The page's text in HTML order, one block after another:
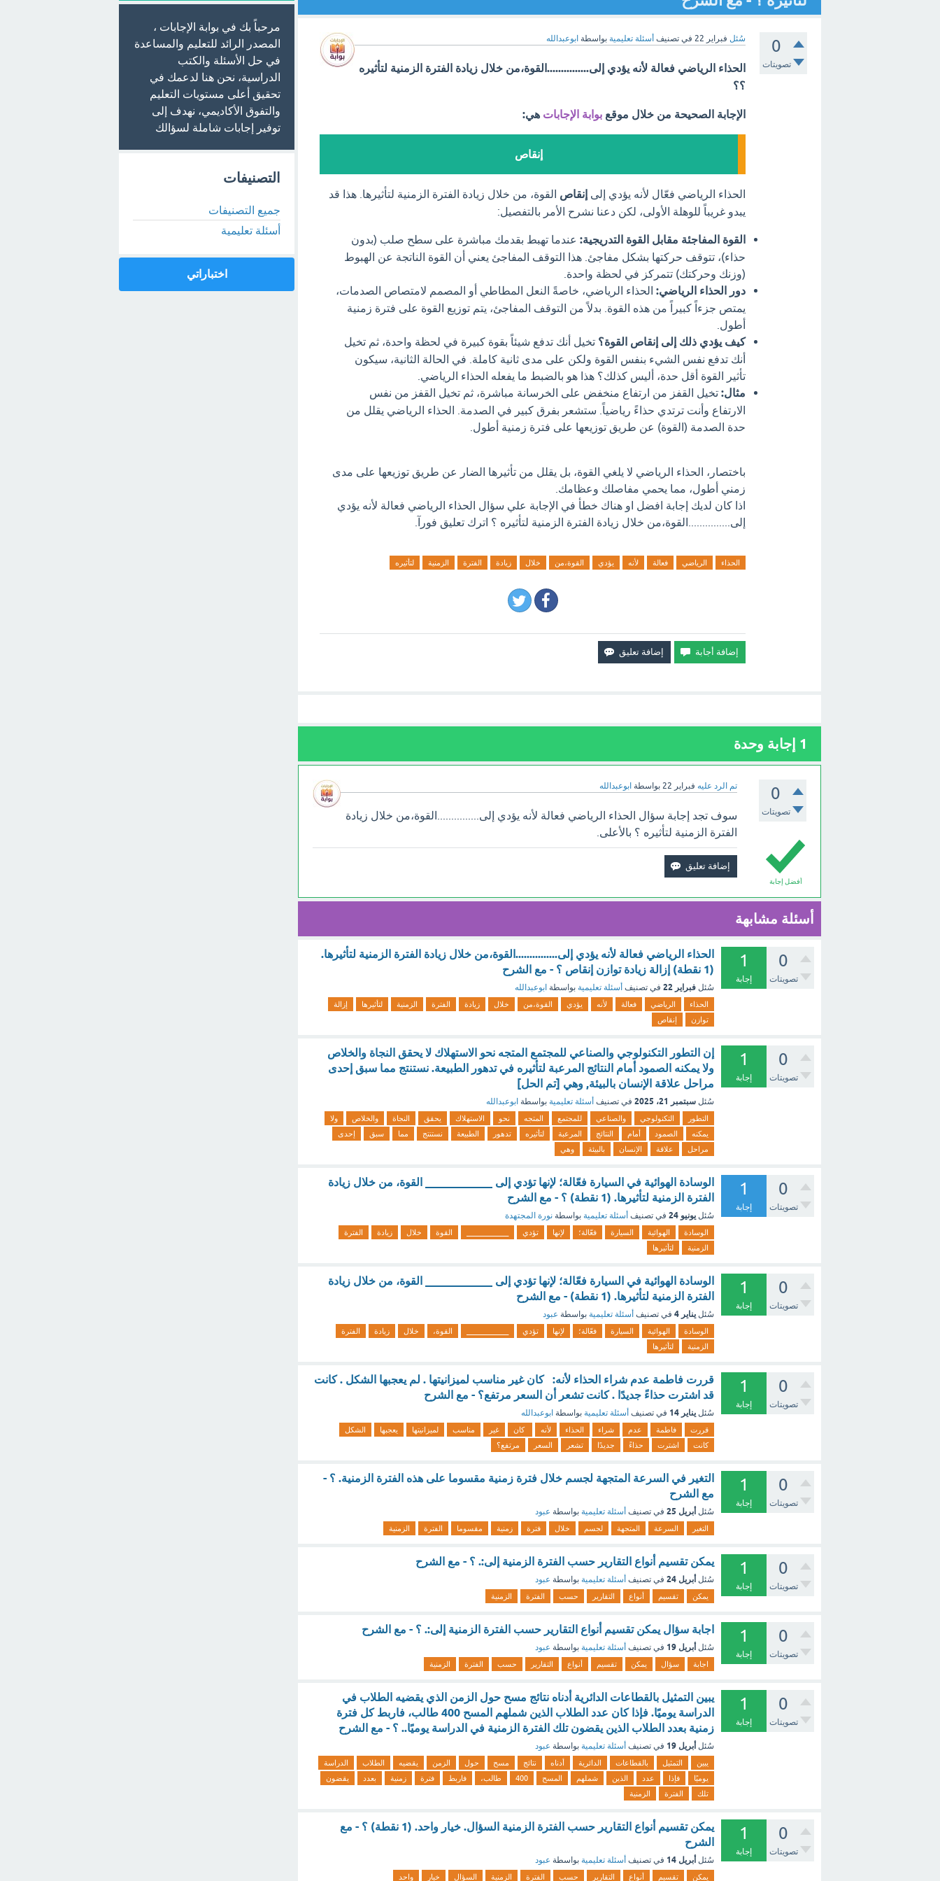
0
تصويتات
سُئل فبراير 22 في تصنيف أسئلة تعليمية بواسطة ابوعبدالله
الحذاء الرياضي فعالة لأنه يؤدي إلى...............القوة،من خلال زيادة الفترة الزمنية لتأثيره
؟؟
الإجابة الصحيحة من خلال موقع بوابة الإجابات هي:
إنقاص
الحذاء الرياضي فعّال لأنه يؤدي إلى إنقاص القوة، من خلال زيادة الفترة الزمنية لتأثيرها. هذا قد
يبدو غريباً للوهلة الأولى، لكن دعنا نشرح الأمر بالتفصيل:
القوة المفاجئة مقابل القوة التدريجية: عندما تهبط بقدمك مباشرة على سطح صلب (بدون
حذاء)، تتوقف حركتها بشكل مفاجئ. هذا التوقف المفاجئ يعني أن القوة الناتجة عن الهبوط
(وزنك وحركتك) تتمركز في لحظة واحدة.
دور الحذاء الرياضي: الحذاء الرياضي، خاصةً النعل المطاطي أو المصمم لامتصاص الصدمات،
يمتص جزءاً كبيراً من هذه القوة. بدلاً من التوقف المفاجئ، يتم توزيع القوة على فترة زمنية
أطول.
كيف يؤدي ذلك إلى إنقاص القوة؟ تخيل أنك تدفع شيئاً بقوة كبيرة في لحظة واحدة، ثم تخيل
أنك تدفع نفس الشيء بنفس القوة ولكن على مدى ثانية كاملة. في الحالة الثانية، سيكون
تأثير القوة أقل حدة، أليس كذلك؟ هذا هو بالضبط ما يفعله الحذاء الرياضي.
مثال: تخيل القفز من ارتفاع منخفض على الخرسانة مباشرة، ثم تخيل القفز من نفس
الارتفاع وأنت ترتدي حذاءً رياضياً. ستشعر بفرق كبير في الصدمة. الحذاء الرياضي يقلل من
حدة الصدمة (القوة) عن طريق توزيعها على فترة زمنية أطول.
باختصار، الحذاء الرياضي لا يلغي القوة، بل يقلل من تأثيرها الضار عن طريق توزيعها على مدى
زمني أطول، مما يحمي مفاصلك وعظامك.
اذا كان لديك إجابة افضل او هناك خطأ في الإجابة علي سؤال الحذاء الرياضي فعالة لأنه يؤدي
إلى...............القوة،من خلال زيادة الفترة الزمنية لتأثيره ؟ اترك تعليق فورآ.
الحذاء الرياضي فعالة لأنه يؤدي القوة،من خلال زيادة الفترة الزمنية لتأثيره
1 إجابة وحدة
0
تصويتات
تم الرد عليه فبراير 22 بواسطة ابوعبدالله
أفضل إجابة
سوف تجد إجابة سؤال الحذاء الرياضي فعالة لأنه يؤدي إلى...............القوة،من خلال زيادة
الفترة الزمنية لتأثيره ؟ بالأعلى.
أسئلة مشابهة
0
تصويتات
1
إجابة
الحذاء الرياضي فعالة لأنه يؤدي إلى...............القوة،من خلال زيادة الفترة الزمنية لتأثيرها.
(1 نقطة) إزالة زيادة توازن إنقاص ؟ - مع الشرح
سُئل فبراير 22 في تصنيف أسئلة تعليمية بواسطة ابوعبدالله
الحذاء الرياضي فعالة لأنه يؤدي القوة،من خلال زيادة الفترة الزمنية لتأثيرها
إزالة
توازن
إنقاص
0
تصويتات
1
إجابة
إن التطور التكنولوجي والصناعي للمجتمع المتجه نحو الاستهلاك لا يحقق النجاة والخلاص
ولا يمكنه الصمود أمام النتائج المرعبة لتأثيره في تدهور الطبيعة. نستنتج مما سبق إحدى
مراحل علاقة الإنسان بالبيئة, وهي [تم الحل]
سُئل سبتمبر 21، 2025 في تصنيف أسئلة تعليمية بواسطة ابوعبدالله
التطور التكنولوجي والصناعي للمجتمع المتجه نحو الاستهلاك يحقق النجاة والخلاص
ولا
يمكنه
الصمود أمام النتائج المرعبة لتأثيره تدهور الطبيعة نستنتج مما سبق
إحدى
مراحل
علاقة الإنسان بالبيئة وهي
0
تصويتات
1
إجابة
الوسادة الهوائية في السيارة فعّالة؛ لإنها تؤدي إلى ____________ القوة، من خلال زيادة
الفترة الزمنية لتأثيرها. (1 نقطة) ؟ - مع الشرح
سُئل يونيو 24 في تصنيف أسئلة تعليمية بواسطة نورة المجتهدة
الوسادة الهوائية السيارة فعّالة؛ لإنها تؤدي القوة خلال زيادة
الفترة
الزمنية
لتأثيرها
0
تصويتات
1
إجابة
الوسادة الهوائية في السيارة فعّالة؛ لإنها تؤدي إلى ____________ القوة، من خلال زيادة
الفترة الزمنية لتأثيرها. (1 نقطة) - مع الشرح
سُئل يناير 4 في تصنيف أسئلة تعليمية بواسطة عبود
الوسادة الهوائية السيارة فعّالة؛ لإنها تؤدي القوة، خلال زيادة
الفترة
الزمنية
لتأثيرها
0
تصويتات
1
إجابة
قررت فاطمة عدم شراء الحذاء لأنه: كان غير مناسب لميزانيتها . لم يعجبها الشكل . كانت
قد اشترت حذاءً جديدًا . كانت تشعر أن السعر مرتفع؟ - مع الشرح
سُئل يناير 14 في تصنيف أسئلة تعليمية بواسطة ابوعبدالله
قررت فاطمة عدم شراء الحذاء لأنه كان غير مناسب لميزانيتها يعجبها
الشكل
كانت
اشترت حذاءً جديدًا تشعر السعر مرتفع؟
0
تصويتات
1
إجابة
التغير في السرعة المتجهة لجسم خلال فترة زمنية مقسوما على هذه الفترة الزمنية. ؟ -
مع الشرح
سُئل أبريل 25 في تصنيف أسئلة تعليمية بواسطة عبود
التغير السرعة المتجهة لجسم خلال فترة زمنية مقسوما الفترة الزمنية
0
تصويتات
1
إجابة
يمكن تقسيم أنواع التقارير حسب الفترة الزمنية إلى:. ؟ - مع الشرح
سُئل أبريل 24 في تصنيف أسئلة تعليمية بواسطة عبود
يمكن تقسيم أنواع التقارير حسب الفترة الزمنية
0
تصويتات
1
إجابة
اجابة سؤال يمكن تقسيم أنواع التقارير حسب الفترة الزمنية إلى:. ؟ - مع الشرح
سُئل أبريل 19 في تصنيف أسئلة تعليمية بواسطة عبود
اجابة سؤال يمكن تقسيم أنواع التقارير حسب الفترة الزمنية
0
تصويتات
1
إجابة
يبين التمثيل بالقطاعات الدائرية أدناه نتائج مسح حول الزمن الذي يقضيه الطلاب في
الدراسة يوميًا. فإذا كان عدد الطلاب الذين شملهم المسح 400 طالب، فاربط كل فترة
زمنية بعدد الطلاب الذين يقضون تلك الفترة الزمنية في الدراسة يوميًا.. ؟ - مع الشرح
سُئل أبريل 19 في تصنيف أسئلة تعليمية بواسطة عبود
يبين التمثيل بالقطاعات الدائرية أدناه نتائج مسح حول الزمن يقضيه الطلاب
الدراسة
يوميًا
فإذا عدد الذين شملهم المسح 400 طالب، فاربط فترة زمنية بعدد
يقضون
تلك
الفترة الزمنية
0
تصويتات
1
إجابة
يمكن تقسيم أنواع التقارير حسب الفترة الزمنية السؤال. خيار واحد. (1 نقطة) ؟ - مع
الشرح
سُئل أبريل 14 في تصنيف أسئلة تعليمية بواسطة عبود
يمكن تقسيم أنواع التقارير حسب الفترة الزمنية السؤال خيار واحد
مرحباً بك في بوابة الإجابات ،
المصدر الرائد للتعليم والمساعدة
في حل الأسئلة والكتب
الدراسية، نحن هنا لدعمك في
تحقيق أعلى مستويات التعليم
والتفوق الأكاديمي، نهدف إلى
توفير إجابات شاملة لسؤالك
التصنيفات
جميع التصنيفات
أسئلة تعليمية
اختباراتي